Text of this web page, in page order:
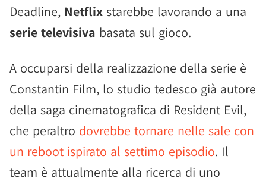
Deadline, Netflix starebbe lavorando a una
serie televisiva basata sul gioco.
A occuparsi della realizzazione della serie è
Constantin Film, lo studio tedesco già autore
della saga cinematografica di Resident Evil,
che peraltro dovrebbe tornare nelle sale con
un reboot ispirato al settimo episodio. Il
team è attualmente alla ricerca di uno